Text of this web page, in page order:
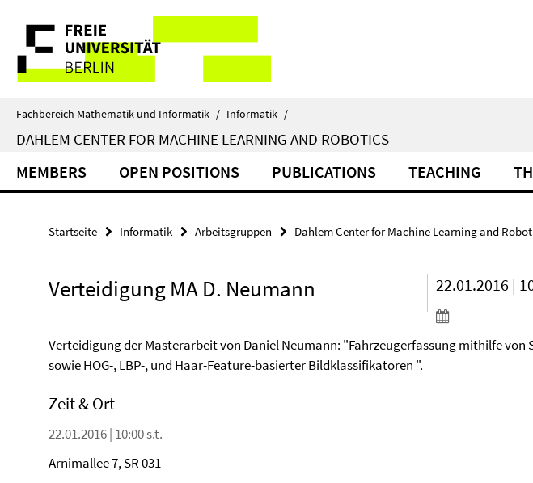
direkt
Inhalt
Service-
Navigation
Fachbereich Mathematik und Informatik / Informatik /
DAHLEM CENTER FOR MACHINE LEARNING AND ROBOTICS
MEMBERS OPEN POSITIONS PUBLICATIONS TEACHING
Startseite Informatik Arbeitsgruppen Dahlem Center for Machine Learning and
Verteidigung MA D. Neumann 22.01.2016 |
Verteidigung der Masterarbeit von Daniel Neumann: "Fahrzeugerfassung mithilfe von
sowie HOG-, LBP-, und Haar-Feature-basierter Bildklassifikatoren ".
Zeit & Ort
22.01.2016 | 10:00 s.t.
Arnimallee 7, SR 031